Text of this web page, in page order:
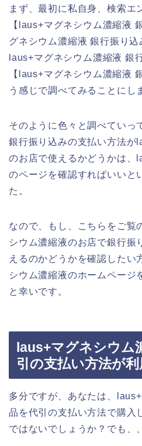
まず、最初に私自身、検索エ
【laus+マグネシウム濃縮液
グネシウム濃縮液 銀行振り
laus+マグネシウム濃縮液 銀
【laus+マグネシウム濃縮液
う感じで調べてみることにし
そのように色々と調べていっ
銀行振り込みの支払い方法が
のお店で使えるかどうかは、
のページを確認すればいいと
た。
なので、もし、こちらをご覧
シウム濃縮液のお店で銀行振
えるのかどうかを確認したい
シウム濃縮液のホームページ
と幸いです。
laus+マグネシウム
引の支払い方法が
多分ですが、あなたは、
品を代引の支払い方法で購入
ではないでしょうか？でも、